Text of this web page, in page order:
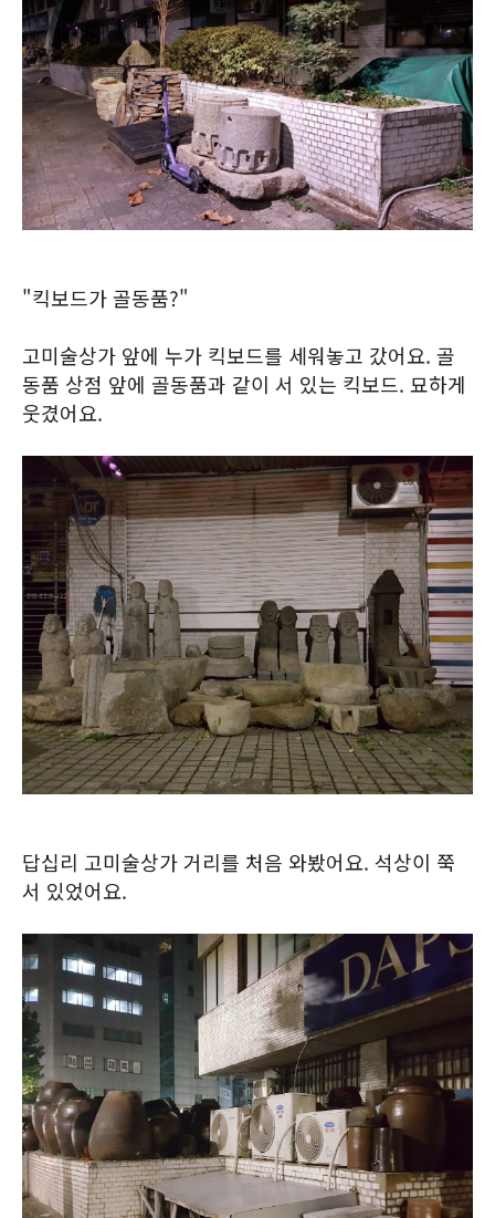
"킥보드가 골동품?"
고미술상가 앞에 누가 킥보드를 세워놓고 갔어요. 골
동품 상점 앞에 골동품과 같이 서 있는 킥보드. 묘하게
웃겼어요.
답십리 고미술상가 거리를 처음 와봤어요. 석상이 쭉
서 있었어요.